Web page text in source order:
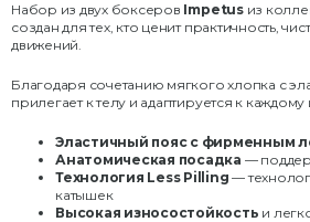
Набор из двух боксеров Impetusиз
создан для тех, кто ценит практичность,
движений.
Благодаря сочетанию мягкого хлопка с
прилегает к телу и адаптируется к каждому
Эластичный пояс с фирменным
Анатомическая посадка —
Технология Less Pilling —
катышек
Высокая износостойкость и